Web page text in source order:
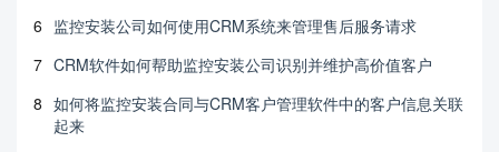
6 监控安装公司如何使用CRM系统来管理售后服务请求
7 CRM软件如何帮助监控安装公司识别并维护高价值客户
8 如何将监控安装合同与CRM客户管理软件中的客户信息关联
起来